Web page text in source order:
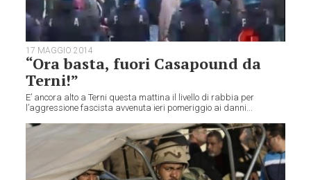
17 MAGGIO 2014
“Ora basta, fuori Casapound da
Terni!”
E’ ancora alto a Terni questa mattina il livello di rabbia per
l’aggressione fascista avvenuta ieri pomeriggio ai danni...